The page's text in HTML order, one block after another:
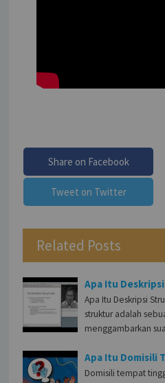
Share on Facebook
Tweet on Twitter
Related Posts
Apa Itu
Apa Itu Deskripsi
struktur adalah
menggambarkan
Apa Itu Domisili
Domisili tempat